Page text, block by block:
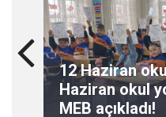
12 Haziran
Haziran okul
MEB açıkladı!